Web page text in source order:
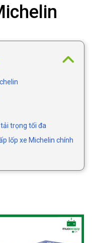
tải trọng tối đa
lốp xe Michelin chính